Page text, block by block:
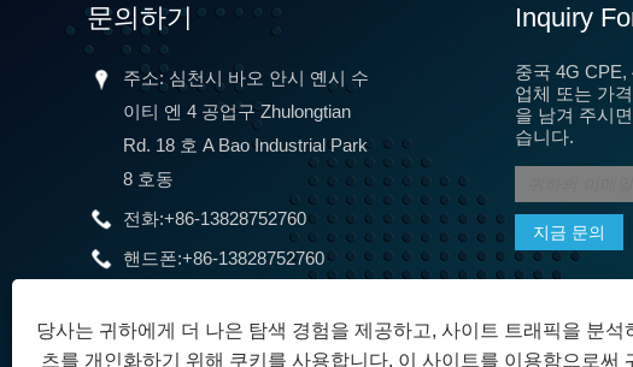
문의하기
주소: 심천시 바오 안시 옌시 수
이티 엔 4 공업구 Zhulongtian
Rd. 18 호 A Bao Industrial Park
8 호동
전화:+86-13828752760
핸드폰:+86-13828752760
Inquiry
중국 4G CPE,
업체 또는 가
을 남겨 주시
습니다.
5G는
비 인
실제
비를
니다.
당사는 귀하에게 더 나은 탐색 경험을 제공하고, 사이트 트래픽을 분석
츠를 개인화하기 위해 쿠키를 사용합니다. 이 사이트를 이용함으로써